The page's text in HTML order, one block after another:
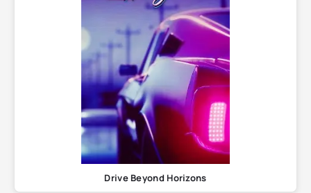
Drive Beyond Horizons